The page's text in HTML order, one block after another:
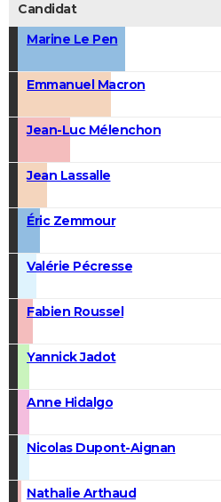
Candidat
Marine Le Pen
Emmanuel Macron
Jean-Luc Mélenchon
Jean Lassalle
Éric Zemmour
Valérie Pécresse
Fabien Roussel
Yannick Jadot
Anne Hidalgo
Nicolas Dupont-Aignan
Nathalie Arthaud